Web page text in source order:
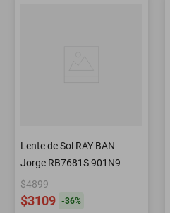
Lente de Sol RAY BAN
Jorge RB7681S 901N9
$4899
$3109 -36%